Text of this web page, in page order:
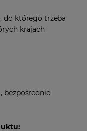
do którego trzeba
krajach
bezpośrednio